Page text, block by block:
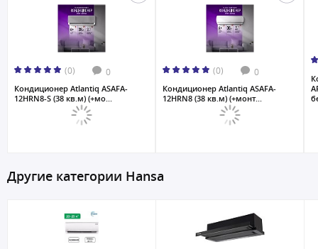
(0) 0
Кондиционер Atlantiq ASAFA-
12HRN8-S (38 кв.м) (+мо...
(0) 0
Кондиционер Atlantiq ASAFA-
12HRN8 (38 кв.м) (+монт...
Другие категории Hansa